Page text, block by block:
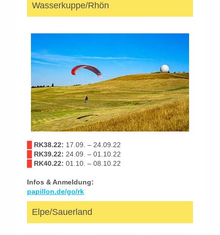
Wasserkuppe/Rhön
RK38.22: 17.09. – 24.09.22
RK39.22: 24.09. – 01.10.22
RK40.22: 01.10. – 08.10.22
Infos & Anmeldung:
papillon.de/go/rk
Elpe/Sauerland